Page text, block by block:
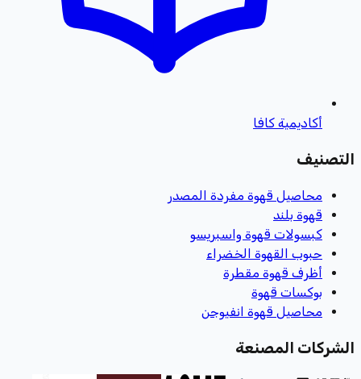
أكاديمية كافا
التصنيف
محاصيل قهوة مفردة المصدر
قهوة بلند
كبسولات قهوة واسبريسو
حبوب القهوة الخضراء
أظرف قهوة مقطرة
بوكسات قهوة
محاصيل قهوة انفيوجن
الشركات المصنعة